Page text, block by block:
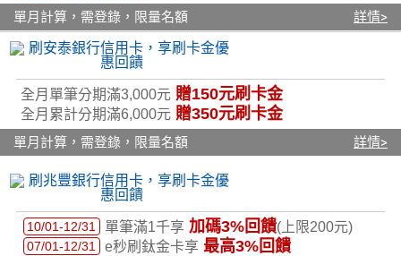
單月計算，需登錄，限量名額 詳情>
全月單筆分期滿3,000元贈150元刷卡金
全月累計分期滿6,000元贈350元刷卡金
單月計算，需登錄，限量名額 詳情>
10/01-12/31 單筆滿1千享加碼3%回饋(上限200元)
07/01-12/31 e秒刷鈦金卡享最高3%回饋